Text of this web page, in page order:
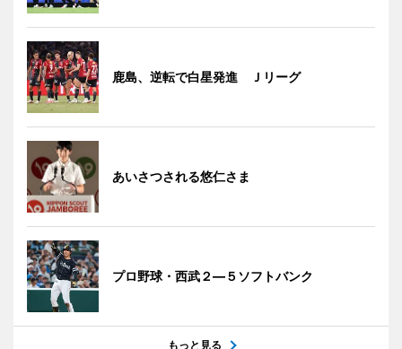
鹿島、逆転で白星発進 Ｊリーグ
あいさつされる悠仁さま
プロ野球・西武２―５ソフトバンク
もっと見る